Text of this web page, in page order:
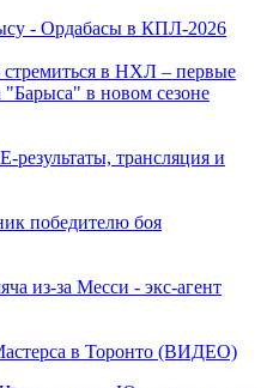
- Ордабасы в КПЛ-2026
в НХЛ – первые
"Барыса" в новом сезоне
трансляция и
победителю боя
из-за Месси - экс-агент
в Торонто (ВИДЕО)